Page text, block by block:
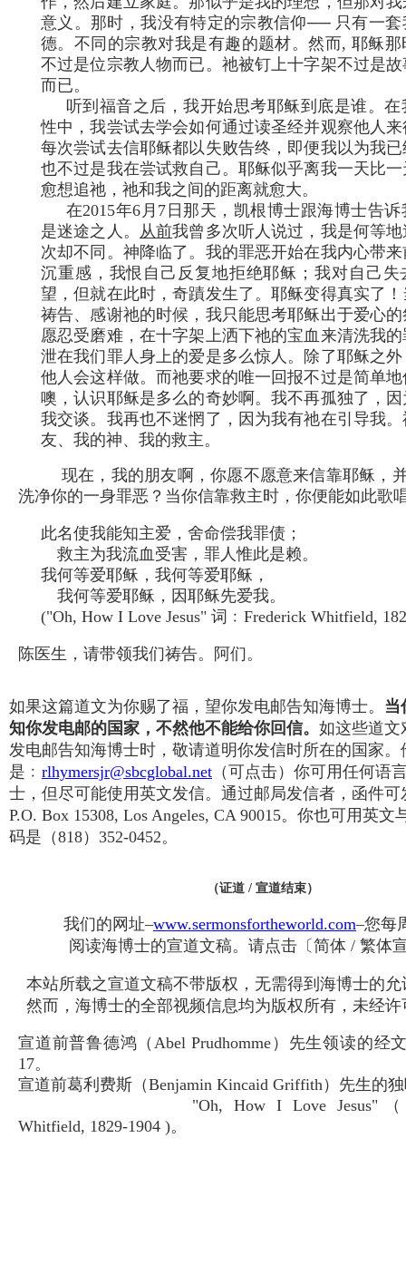
意义。那时，我没有特定的宗教信仰── 只有一套
德。不同的宗教对我是有趣的题材。然而, 耶稣
不过是位宗教人物而已。祂被钉上十字架不过是
而已。
听到福音之后，我开始思考耶稣到底是谁。在
性中，我尝试去学会如何通过读圣经并观察他人
每次尝试去信耶稣都以失败告终，即便我以为我
也不过是我在尝试救自己。耶稣似乎离我一天比
愈想追祂，祂和我之间的距离就愈大。
在2015年6月7日那天，凯根博士跟海博士告诉
是迷途之人。 从前我曾多次听人说过，我是何等
次却不同。神降临了。我的罪恶开始在我内心带
沉重感，我恨自己反复地拒绝耶稣；我对自己失
望，但就在此时，奇蹟发生了。耶稣变得真实了
祷告、感谢祂的时候，我只能思考耶稣出于爱心
愿忍受磨难，在十字架上洒下祂的宝血来清洗我
泄在我们罪人身上的爱是多么惊人。除了耶稣之
他人会这样做。而祂要求的唯一回报不过是简单
噢，认识耶稣是多么的奇妙啊。我不再孤独了，
我交谈。我再也不迷惘了，因为我有祂在引导我
友、我的神、我的救主。
现在，我的朋友啊，你愿不愿意来信靠耶稣，
洗净你的一身罪恶？当你信靠救主时，你便能如此歌
此名使我能知主爱，舍命偿我罪债；
救主为我流血受害，罪人惟此是赖。
我何等爱耶稣，我何等爱耶稣，
我何等爱耶稣，因耶稣先爱我。
("Oh, How I Love Jesus" 词﹕Frederick Whitfield,
陈医生，请带领我们祷告。阿们。
如果这篇道文为你赐了福，望你发电邮告知海博士。 当
知你发电邮的国家，不然他不能给你回信。 如这些道文
发电邮告知海博士时，敬请道明你发信时所在的国家。
是﹕ rlhymersjr@sbcglobal.net （可点击）你可用任何语
士，但尽可能使用英文发信。通过邮局发信者，函件可
P.O. Box 15308, Los Angeles, CA 90015。你也可用英文
码是（818）352-0452。
（证道 / 宣道结束）
我们的网址–www.sermonsfortheworld.com–您每
阅读海博士的宣道文稿。请点击〔简体 / 繁体
本站所载之宣道文稿不带版权，无需得到海博士的
然而，海博士的全部视频信息均为版权所有，未经
宣道前普鲁德鸿（Abel Prudhomme）先生领读的经
17。
宣道前葛利费斯（Benjamin Kincaid Griffith）先生的
"Oh, How I Love Jesus"
Whitfield, 1829-1904 )。